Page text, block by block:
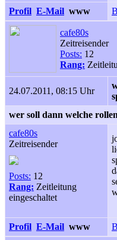
Profil E-Mail www
cafe80s
Zeitreisender
Posts: 12
Rang:
24.07.2011, 08:15 Uhr
wer soll dann welche
cafe80s
Zeitreisender
Posts: 12
Rang: Zeitleitung
eingeschaltet
Profil E-Mail www